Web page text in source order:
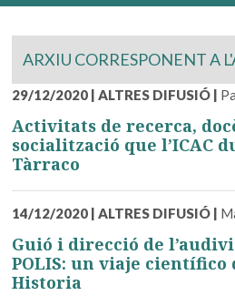
ARXIU CORRESPONENT A
29/12/2020 |ALTRES DIFUSIÓ |
Activitats de recerca,
socialització que l’ICAC
Tàrraco
14/12/2020 |ALTRES DIFUSIÓ |
Guió i direcció de
POLIS: un viaje científico
Historia